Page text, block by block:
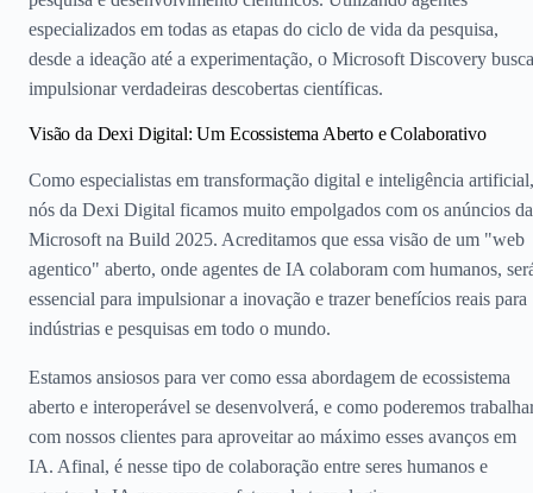
especializados em todas as etapas do ciclo de vida da pesquisa,
desde a ideação até a experimentação, o Microsoft Discovery busca
impulsionar verdadeiras descobertas científicas.
Visão da Dexi Digital: Um Ecossistema Aberto e Colaborativo
Como especialistas em transformação digital e inteligência artificial,
nós da Dexi Digital ficamos muito empolgados com os anúncios da
Microsoft na Build 2025. Acreditamos que essa visão de um "web
agentico" aberto, onde agentes de IA colaboram com humanos,
essencial para impulsionar a inovação e trazer benefícios reais para
indústrias e pesquisas em todo o mundo.
Estamos ansiosos para ver como essa abordagem de ecossistema
aberto e interoperável se desenvolverá, e como poderemos
com nossos clientes para aproveitar ao máximo esses avanços em
IA. Afinal, é nesse tipo de colaboração entre seres humanos e